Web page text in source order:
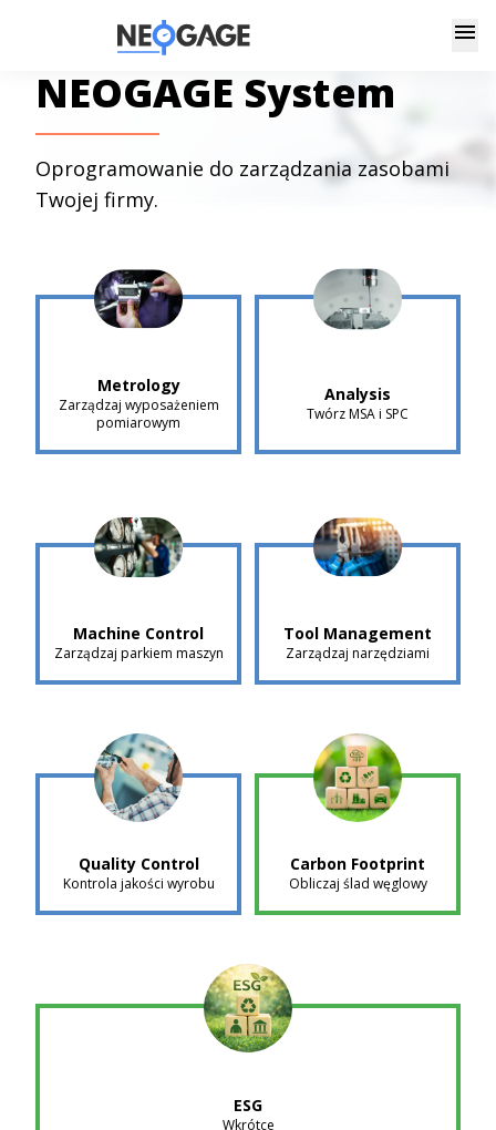
menu
NEOGAGE System
Oprogramowanie do zarządzania zasobami
Twojej firmy.
Metrology
Zarządzaj wyposażeniem
pomiarowym
Analysis
Twórz MSA i SPC
Machine Control
Zarządzaj parkiem maszyn
Tool Management
Zarządzaj narzędziami
Quality Control
Kontrola jakości wyrobu
Carbon Footprint
Obliczaj ślad węglowy
ESG
Wkrótce